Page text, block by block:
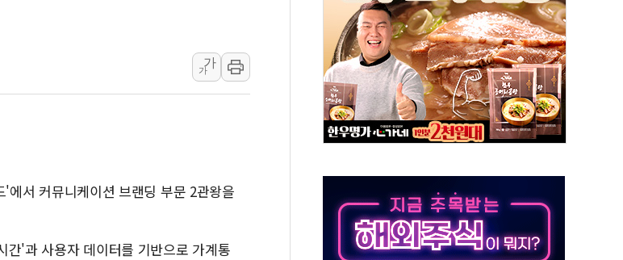
[채권/외환] 국제유가 급등에 미 국채금리·달러 동반 상승…시장, 美 고용지표 촉각
트럼프, '원정출산 시민권 차단' 행정명령 서명…출생시민권 제한 재시동
트럼프 "이란전 조만간 끝날 것"…군수품 부족설 일축 "막대한 무기 보유"
현대리바트, 원가 개선으로 실적 방어…다음 과제는 '외형 확대'
[금/유가] 이란의 호르무즈 해협 통항 제한 검토에 유가 3% 급등…금값 보합
뉴욕증시, 유가·금리 부담에 하락…다우 5거래일 랠리 '마침표'
[오늘의 국회일정] 상임위·세미나·기자회견·주요 정당 - 8월 7일
[민주 당권주자 일정] 송영길·정청래·김민석 후보 - 8월 7일
李대통령, 오늘 오후 2시 부동산정책 2차 점검회의…주택 공급 대책 막바지 조율
가
가
서 커뮤니케이션 브랜딩 부문 2관왕을
'과 사용자 데이터를 기반으로 가계통